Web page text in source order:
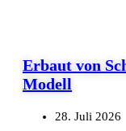
Erbaut von
Modell
28. Juli 2026